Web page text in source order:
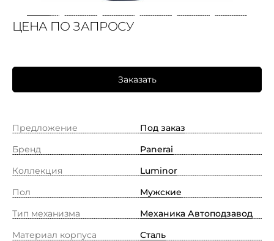
ЦЕНА ПО ЗАПРОСУ
Заказать
Предложение
Под заказ
Бренд
Panerai
Коллекция
Luminor
Пол
Мужские
Тип механизма
Механика Автоподзавод
Материал корпуса
Сталь